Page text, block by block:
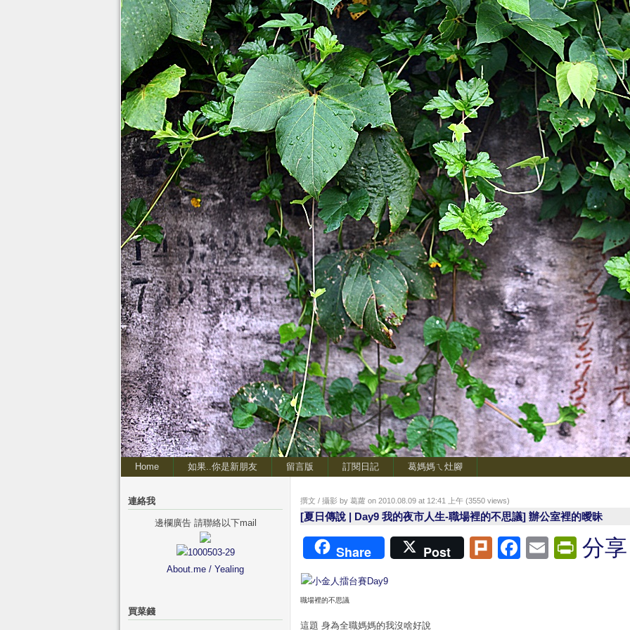
Home 如果..你是新朋友 留言版 訂閱日記 葛媽媽ㄟ灶腳
撰文 / 攝影 by 葛蘿 on 2010.08.09 at 12:41 上午 (3550 views)
[夏日傳說 | Day9 我的夜市人生-職場裡的不思議] 辦公室裡的曖昧
Share Post PlurkFacebook
Email分享
職場裡的不思議
這題 身為全職媽媽的我沒啥好說
連絡我
邊欄廣告 請聯絡以下mail
About.me / Yealing
買菜錢